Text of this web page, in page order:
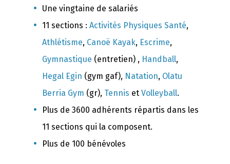
Une vingtaine de salariés
11 sections : Activités Physiques Santé,
Athlétisme, Canoë Kayak, Escrime,
Gymnastique (entretien) , Handball,
Hegal Egin (gym gaf), Natation, Olatu
Berria Gym (gr), Tennis et Volleyball.
Plus de 3600 adhérents répartis dans les
11 sections qui la composent.
Plus de 100 bénévoles